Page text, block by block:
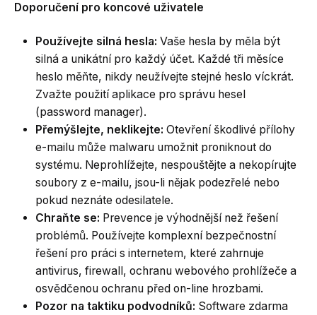
Doporučení pro koncové uživatele
Používejte silná hesla: Vaše hesla by měla být
silná a unikátní pro každý účet. Každé tři měsíce
heslo měňte, nikdy neužívejte stejné heslo víckrát.
Zvažte použití aplikace pro správu hesel
(password manager).
Přemýšlejte, neklikejte: Otevření škodlivé přílohy
e-mailu může malwaru umožnit proniknout do
systému. Neprohlížejte, nespouštějte a nekopírujte
soubory z e-mailu, jsou-li nějak podezřelé nebo
pokud neznáte odesilatele.
Chraňte se: Prevence je výhodnější než řešení
problémů. Používejte komplexní bezpečnostní
řešení pro práci s internetem, které zahrnuje
antivirus, firewall, ochranu webového prohlížeče a
osvědčenou ochranu před on-line hrozbami.
Pozor na taktiku podvodníků: Software zdarma